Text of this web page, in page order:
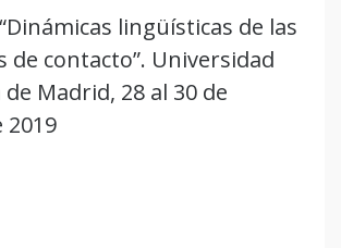
lingüísticas de las
de contacto”. Universidad
Madrid, 28 al 30 de